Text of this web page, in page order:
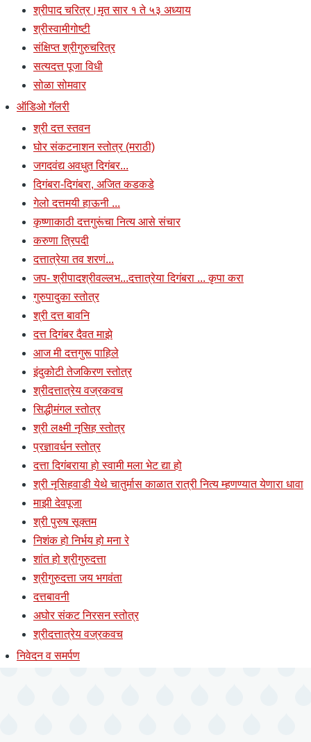
श्रीपाद चरित्र।मृत सार १ ते ५३ अध्याय
श्रीस्वामीगोष्टी
संक्षिप्त श्रीगुरुचरित्र
सत्यदत्त पूजा विधी
सोळा सोमवार
ऑडिओ गॅलरी
श्री दत्त स्तवन
घोर संकटनाशन स्तोत्र (मराठी)
जगदवंद्य अवधुत दिगंबर...
दिगंबरा-दिगंबरा, अजित कडकडे
गेलो दत्तमयी हाऊनी ...
कृष्णाकाठी दत्तगुरूंचा नित्य आसे संचार
करुणा त्रिपदी
दत्तात्रेया तव शरणं...
जप- श्रीपादश्रीवल्लभ...दत्तात्रेया दिगंबरा ... कृपा करा
गुरुपादुका स्तोत्र
श्री दत्त बावनि
दत्त दिगंबर दैवत माझे
आज मी दत्तगुरू पाहिले
इंदुकोटी तेजकिरण स्तोत्र
श्रीदत्तात्रेय वज्रकवच
सिद्धीमंगल स्तोत्र
श्री लक्ष्मी नृसिह स्तोत्र
प्रज्ञावर्धन स्तोत्र
दत्ता दिगंबराया हो स्वामी मला भेट द्या हो
श्री नृसिहवाडी येथे चातुर्मास काळात रात्री नित्य म्हणण्यात येणारा धावा
माझी देवपूजा
श्री पुरुष सूक्तम
निशंक हो निर्भय हो मना रे
शांत हो श्रीगुरुदत्ता
श्रीगुरुदत्ता जय भगवंता
दत्तबावनी
अघोर संकट निरसन स्तोत्र
श्रीदत्तात्रेय वज्रकवच
निवेदन व समर्पण